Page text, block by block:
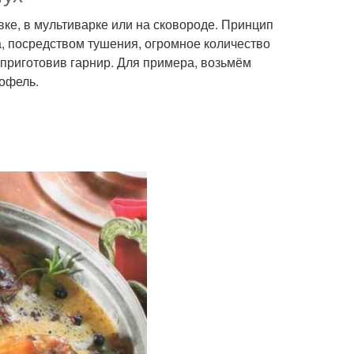
в мультиварке или на сковороде. Принцип
посредством тушения, огромное количество
гарнир. Для примера, возьмём